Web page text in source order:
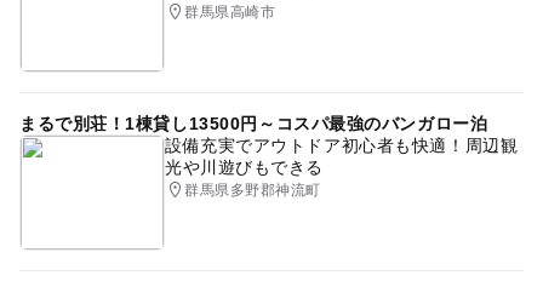
群馬県高崎市
まるで別荘！1棟貸し13500円～コスパ最強のバンガロー泊
設備充実でアウトドア初心者も快適！周辺観
光や川遊びもできる
群馬県多野郡神流町